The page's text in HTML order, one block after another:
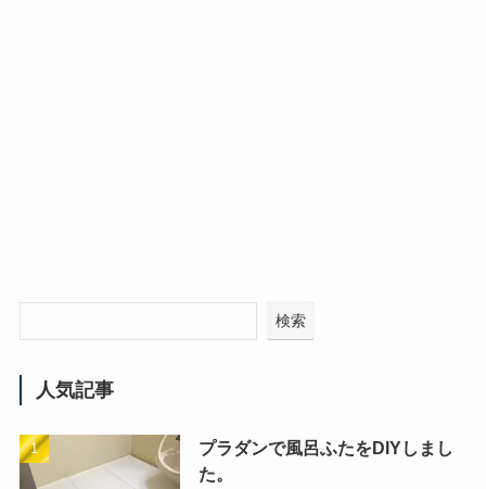
検索
人気記事
プラダンで風呂ふたをDIYしまし
た。